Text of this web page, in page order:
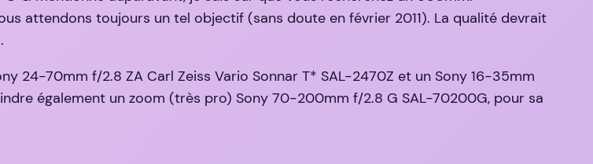
attendons toujours un tel objectif (sans doute en février 2011). La qualité devrait
24-70mm f/2.8 ZA Carl Zeiss Vario Sonnar T* SAL-2470Z et un Sony 16-35mm
également un zoom (très pro) Sony 70-200mm f/2.8 G SAL-70200G, pour sa